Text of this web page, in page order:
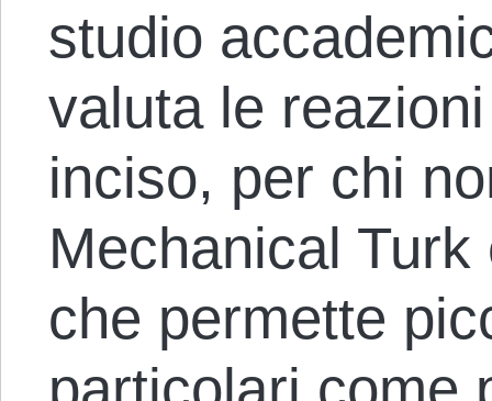
studio
valuta le
inciso, per chi
Mechanical
che permette